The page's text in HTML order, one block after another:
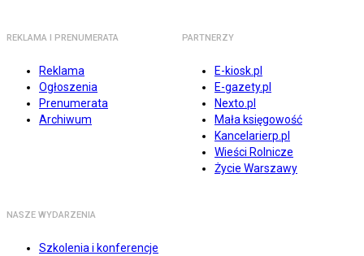
REKLAMA I PRENUMERATA
Reklama
Ogłoszenia
Prenumerata
Archiwum
PARTNERZY
E-kiosk.pl
E-gazety.pl
Nexto.pl
Mała księgowość
Kancelarierp.pl
Wieści Rolnicze
Życie Warszawy
NASZE WYDARZENIA
Szkolenia i konferencje